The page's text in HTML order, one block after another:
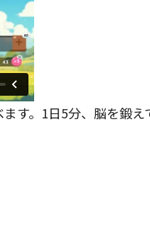
す。1日5分、脳を鍛え